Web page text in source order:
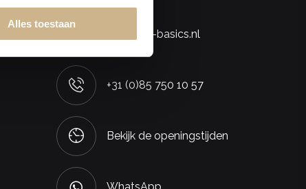
Alles toestaan
info@old-basics.nl
+31 (0)85 750 10 57
Bekijk de openingstijden